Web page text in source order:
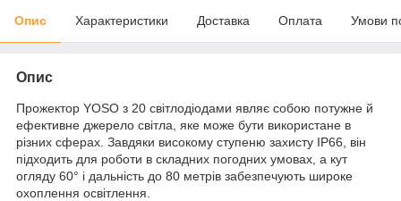
Опис Характеристики Доставка Оплата Умови
Опис
Прожектор YOSO з 20 світлодіодами являє собою потужне й
ефективне джерело світла, яке може бути використане в
різних сферах. Завдяки високому ступеню захисту IP66, він
підходить для роботи в складних погодних умовах, а кут
огляду 60° і дальність до 80 метрів забезпечують широке
охоплення освітлення.